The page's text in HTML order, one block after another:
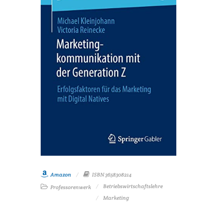
Amazon
ISBN 3658308214
Professorenwerk
Betriebswirtschaftslehre
Marketing